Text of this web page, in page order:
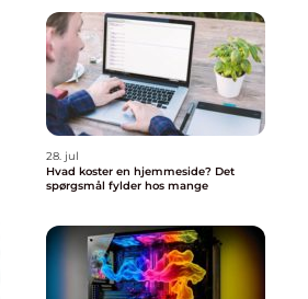
28. jul
Hvad koster en hjemmeside? Det
spørgsmål fylder hos mange